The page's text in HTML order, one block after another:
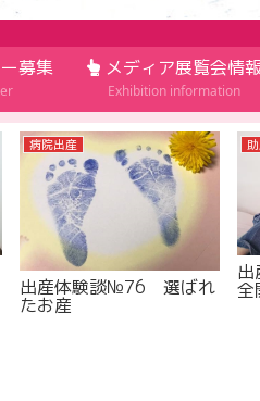
募集 メディア展覧会情報
Exhibition information
病院出産
出産体験談№76 選ばれ
たお産
全